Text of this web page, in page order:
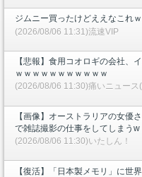
ジムニー買ったけどええなこれ
(2026/08/06 11:31)流速VIP
【悲報】食用コオロギの会社、
ｗｗｗｗｗｗｗｗｗｗｗ
(2026/08/06 11:30)痛いニュース
【画像】オーストラリアの女優
で雑誌撮影の仕事をしてしまうw
(2026/08/06 11:30)いたしん！
【復活】「日本製メモリ」に世